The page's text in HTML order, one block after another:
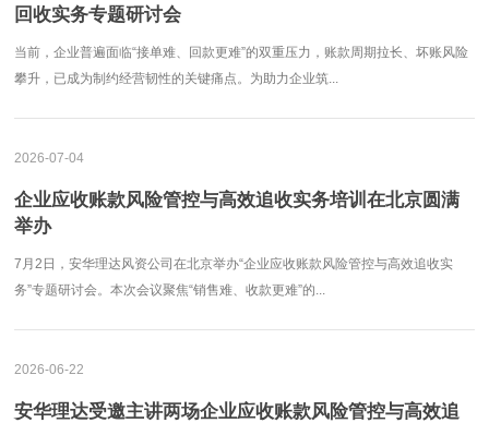
回收实务专题研讨会
当前，企业普遍面临“接单难、回款更难”的双重压力，账款周期拉长、坏账风险
攀升，已成为制约经营韧性的关键痛点。为助力企业筑...
2026-07-04
企业应收账款风险管控与高效追收实务培训在北京圆满
举办
7月2日，安华理达风资公司在北京举办“企业应收账款风险管控与高效追收实
务”专题研讨会。本次会议聚焦“销售难、收款更难”的...
2026-06-22
安华理达受邀主讲两场企业应收账款风险管控与高效追